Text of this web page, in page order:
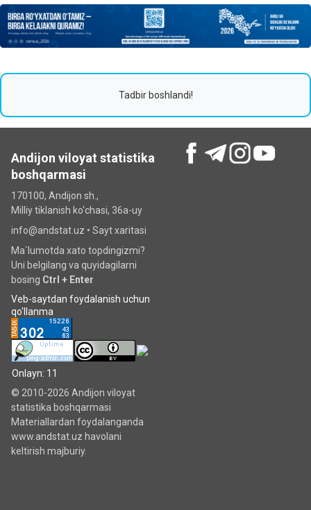
Tadbir boshlandi!
Andijon viloyat statistika
boshqarmasi
170100, Andijon sh.,
Milliy tiklanish ko‘chаsi, 36a-uy
info@andstat.uz • Sayt xaritasi
Ma`lumotda xato topdingizmi?
Uni belgilang va quyidagilarni
bosing Ctrl + Enter
Veb-saytdan foydalanish uchun
qo'llanma
Onlayn: 11
© 2010-2026 Andijon viloyat
statistika boshqarmasi
Materiallardan foydalanganda
www.andstat.uz havolani
keltirish majburiy.